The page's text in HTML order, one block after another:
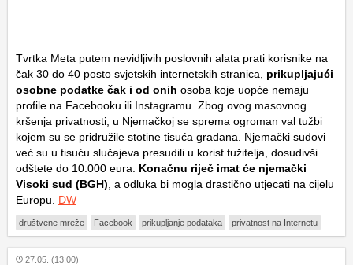
Tvrtka Meta putem nevidljivih poslovnih alata prati korisnike na
čak 30 do 40 posto svjetskih internetskih stranica, prikupljajući
osobne podatke čak i od onih osoba koje uopće nemaju
profile na Facebooku ili Instagramu. Zbog ovog masovnog
kršenja privatnosti, u Njemačkoj se sprema ogroman val tužbi
kojem su se pridružile stotine tisuća građana. Njemački sudovi
već su u tisuću slučajeva presudili u korist tužitelja, dosudivši
odštete do 10.000 eura. Konačnu riječ imat će njemački
Visoki sud (BGH) , a odluka bi mogla drastično utjecati na cijelu
Europu. DW
društvene mreže Facebook prikupljanje podataka privatnost na Internetu
27.05. (13:00)